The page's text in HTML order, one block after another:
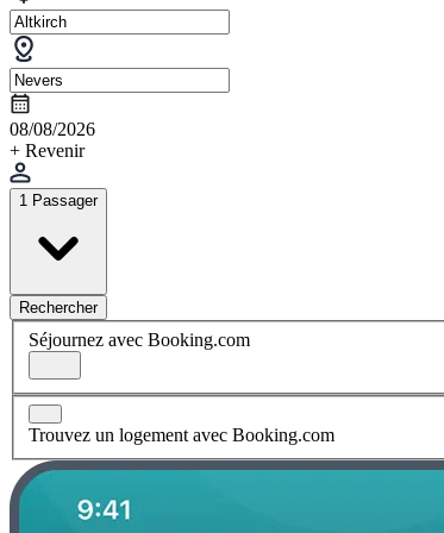
08/08/2026
+ Revenir
1 Passager
Rechercher
Séjournez avec Booking.com
Trouvez un logement avec Booking.com